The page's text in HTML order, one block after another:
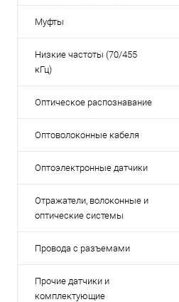
Муфты
Низкие частоты (70/455
кГц)
Оптическое распознавание
Оптоволоконные кабеля
Оптоэлектронные датчики
Отражатели, волоконные и
оптические системы
Провода с разъемами
Прочие датчики и
комплектующие